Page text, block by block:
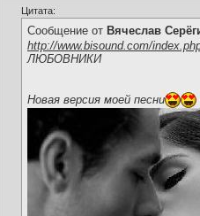
Цитата:
Сообщение от Вячеслав
http://www.bisound.com/
ЛЮБОВНИКИ
Новая версия моей песни